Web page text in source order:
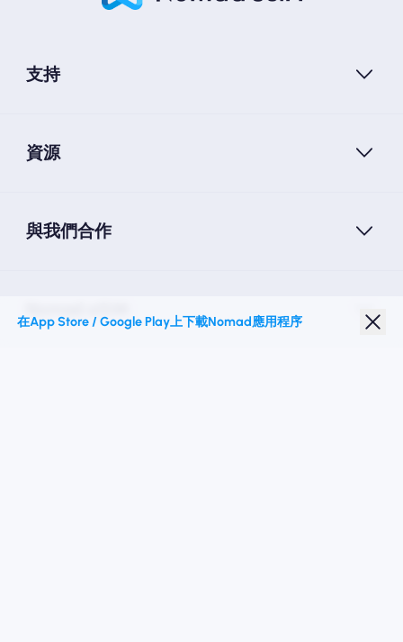
支持
資源
與我們合作
在App Store / Google Play上下載Nomad應用程序